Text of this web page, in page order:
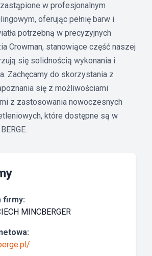
w profesjonalnym
oferując pełnię barw i
potrzebną w precyzyjnych
Crowman, stanowiące część naszej
się solidnością wykonania i
Zachęcamy do skorzystania z
się z możliwościami
z zastosowania nowoczesnych
które dostępne są w
firmy:
MINCBERGER